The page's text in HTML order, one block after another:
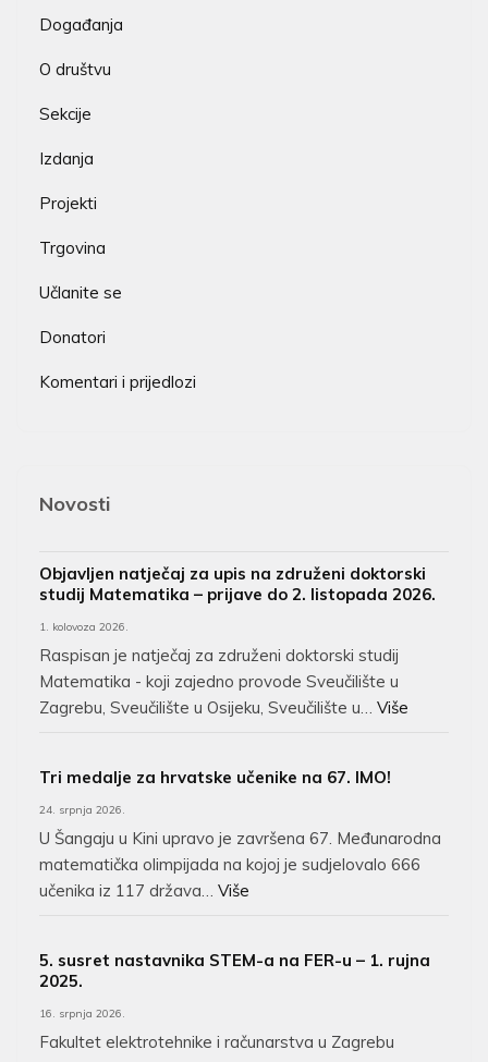
Događanja
O društvu
Sekcije
Izdanja
Projekti
Trgovina
Učlanite se
Donatori
Komentari i prijedlozi
Novosti
Objavljen natječaj za upis na združeni doktorski
studij Matematika – prijave do 2. listopada 2026.
1. kolovoza 2026.
Raspisan je natječaj za združeni doktorski studij
Matematika - koji zajedno provode Sveučilište u
Zagrebu, Sveučilište u Osijeku, Sveučilište u… Više
Tri medalje za hrvatske učenike na 67. IMO!
24. srpnja 2026.
U Šangaju u Kini upravo je završena 67. Međunarodna
matematička olimpijada na kojoj je sudjelovalo 666
učenika iz 117 država… Više
5. susret nastavnika STEM-a na FER-u – 1. rujna
2025.
16. srpnja 2026.
Fakultet elektrotehnike i računarstva u Zagrebu